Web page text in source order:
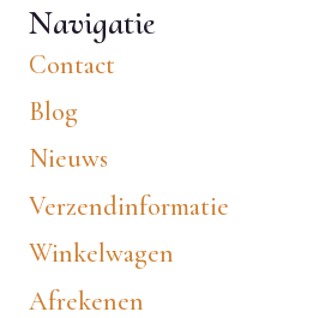
Navigatie
Contact
Blog
Nieuws
Verzendinformatie
Winkelwagen
Afrekenen